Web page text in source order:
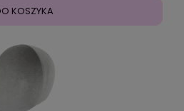
KOSZYKA